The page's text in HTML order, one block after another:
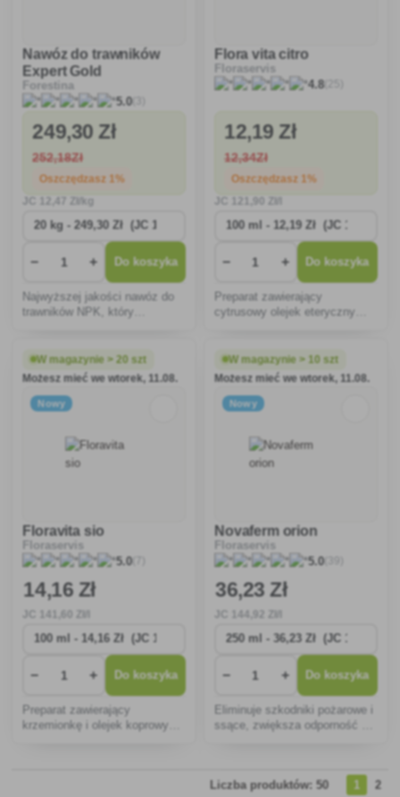
Nawóz do trawników
Expert Gold
Forestina
5.0(3)
249,30 Zł
252,18Zł
Oszczędzasz 1%
12 ,47 Zł/kg
− + Do koszyka
Najwyższej jakości nawóz do
trawników NPK, który
wegetacyjnym.
Flora vita citro
Floraservis
4.8(25)
12,19 Zł
12,34Zł
Oszczędzasz 1%
121
− + Do koszyka
Preparat zawierający
cytrusowy olejek eteryczny
chorobom grzybowym,
zwłaszcza mączniakowi
W magazynie > 20 szt
Możesz mieć we wtorek, 11.08.
Nowy
Floravita sio
Floraservis
5.0(7)
14,16 Zł
− + Do koszyka
Preparat zawierający
krzemionkę i olejek koprowy
W magazynie > 10 szt
Możesz mieć we wtorek, 11.08.
Nowy
Novaferm orion
Floraservis
5.0(39)
36,23 Zł
,92 Zł/l
− + Do koszyka
Eliminuje szkodniki pożarowe i
ssące, zwiększa odporność na
Liczba produktów: 50 1 2